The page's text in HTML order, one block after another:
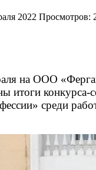
2022 Просмотров:
на ООО
итоги конкурса-
среди